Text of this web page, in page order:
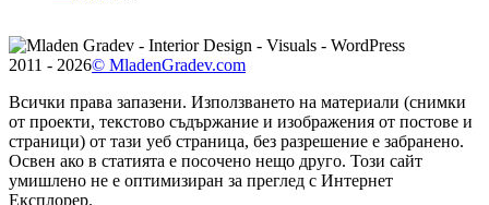
2011 - 2026© MladenGradev.com
Всички права запазени. Използването на материали (снимки
от проекти, текстово съдържание и изображения от постове и
страници) от тази уеб страница, без разрешение е забранено.
Освен ако в статията е посочено нещо друго. Този сайт
умишлено не е оптимизиран за преглед с Интернет
Експлорер.